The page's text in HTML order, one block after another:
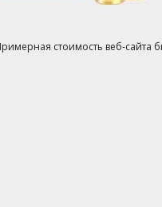
стоимость веб-сайта